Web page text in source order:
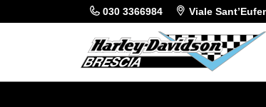
030 3366984 Viale